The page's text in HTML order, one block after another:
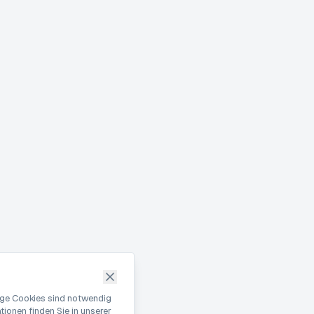
Cookies sind notwendig
finden Sie in unserer